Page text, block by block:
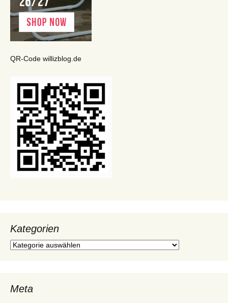
QR-Code willizblog.de
Kategorien
Kategorien
Meta